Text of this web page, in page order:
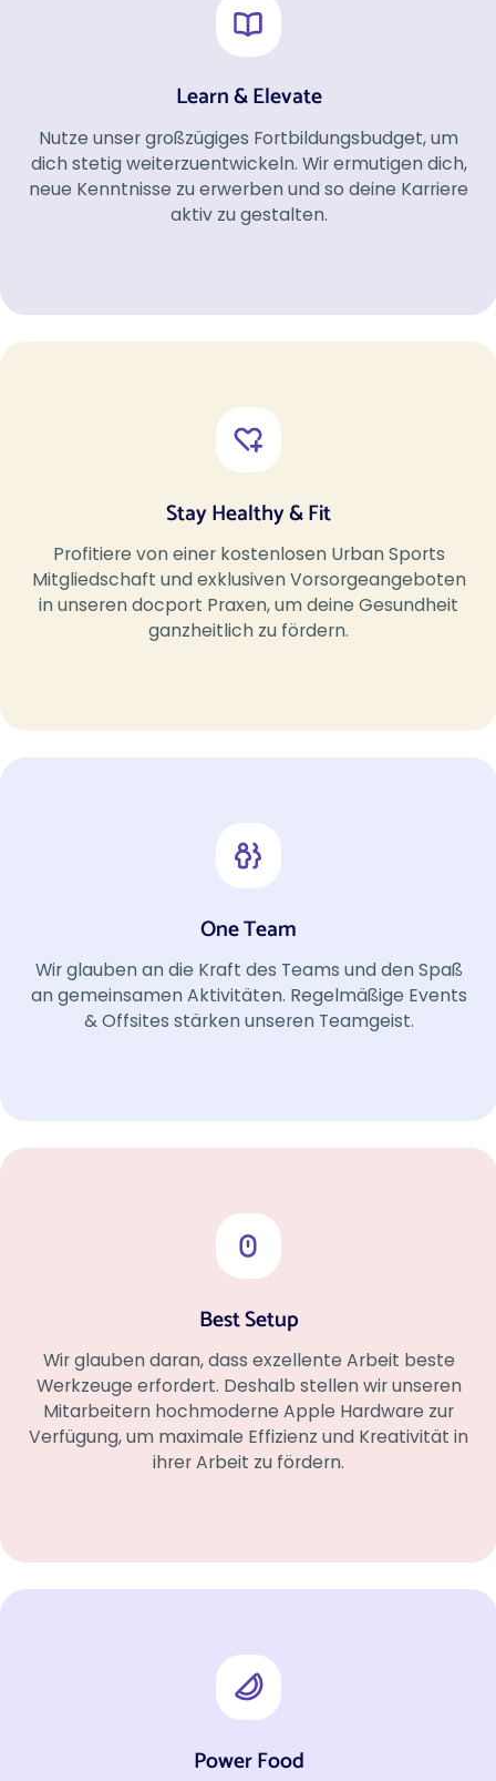
Learn & Elevate
Nutze unser großzügiges Fortbildungsbudget, um
dich stetig weiterzuentwickeln. Wir ermutigen dich,
neue Kenntnisse zu erwerben und so deine Karriere
aktiv zu gestalten.
Stay Healthy & Fit
Profitiere von einer kostenlosen Urban Sports
Mitgliedschaft und exklusiven Vorsorgeangeboten
in unseren docport Praxen, um deine Gesundheit
ganzheitlich zu fördern.
One Team
Wir glauben an die Kraft des Teams und den Spaß
an gemeinsamen Aktivitäten. Regelmäßige Events
& Offsites stärken unseren Teamgeist.
Best Setup
Wir glauben daran, dass exzellente Arbeit beste
Werkzeuge erfordert. Deshalb stellen wir unseren
Mitarbeitern hochmoderne Apple Hardware zur
Verfügung, um maximale Effizienz und Kreativität in
ihrer Arbeit zu fördern.
Power Food